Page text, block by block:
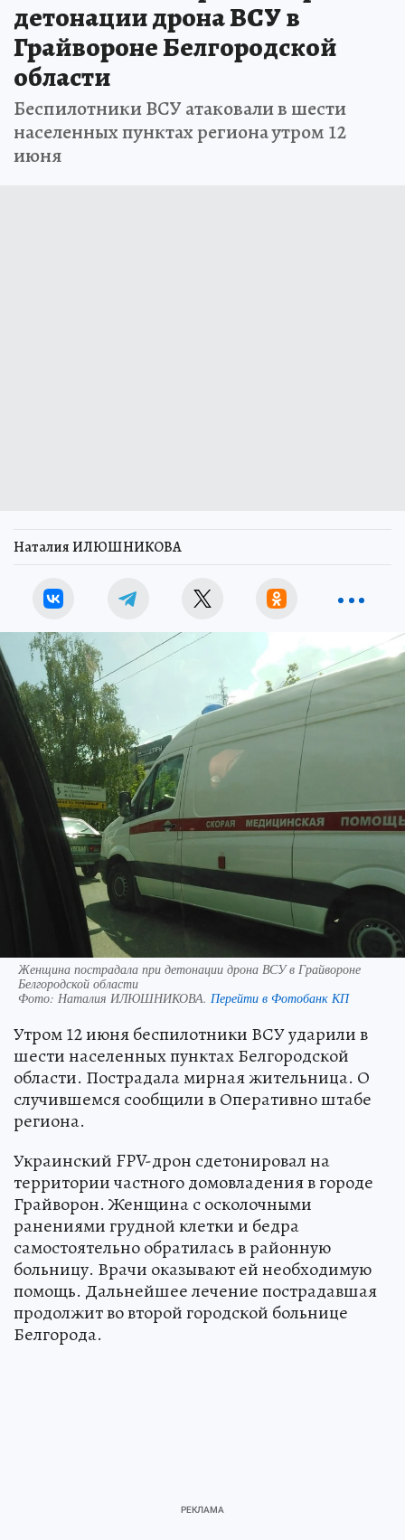
детонации дрона ВСУ в
Грайвороне Белгородской
области
Беспилотники ВСУ атаковали в шести
населенных пунктах региона утром 12
июня
Наталия ИЛЮШНИКОВА
Женщина пострадала при детонации дрона ВСУ в Грайвороне
Белгородской области
Фото: Наталия ИЛЮШНИКОВА. Перейти в Фотобанк КП
Утром 12 июня беспилотники ВСУ ударили в
шести населенных пунктах Белгородской
области. Пострадала мирная жительница. О
случившемся сообщили в Оперативно штабе
региона.
Украинский FPV-дрон сдетонировал на
территории частного домовладения в городе
Грайворон. Женщина с осколочными
ранениями грудной клетки и бедра
самостоятельно обратилась в районную
больницу. Врачи оказывают ей необходимую
помощь. Дальнейшее лечение пострадавшая
продолжит во второй городской больнице
Белгорода.